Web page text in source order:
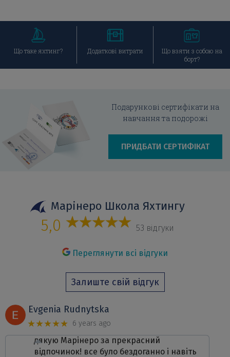
Що таке яхтинг?
Що таке яхтинг?
Додаткові витрати
Додаткові витрати
Що взяти з собою на
борт?
Що взяти з собою
на борт?
Подарункові сертифікати на
навчання та подорожі
ПРИДБАТИ СЕРТИФІКАТ
Марінеро Школа Яхтингу
5,0 53 відгуки
Переглянути всі відгуки
Залиште свій відгук
Evgenia Rudnytska
★★★★★ 6 years ago
дякую Марінеро за прекрасний
відпочинок! все було бездоганно і навіть